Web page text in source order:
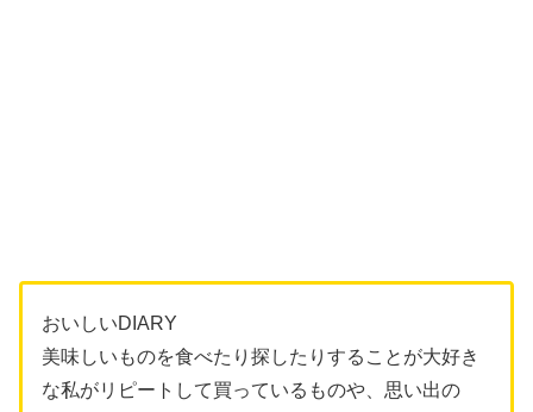
おいしいDIARY
美味しいものを食べたり探したりすることが大好き
な私がリピートして買っているものや、思い出の